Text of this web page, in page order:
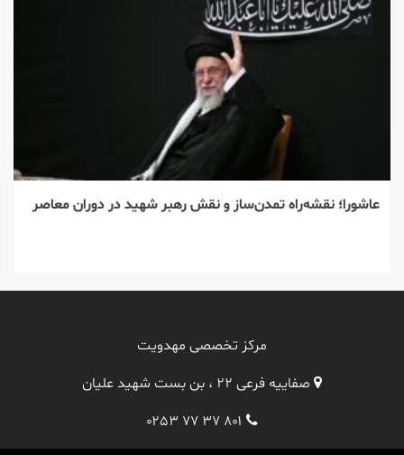
عاشورا؛ نقشه‌راه تمدن‌ساز و نقش رهبر شهید در دوران معاصر
مرکز تخصصی مهدویت
صفاییه فرعی ۲۲ ، بن بست شهید علیان
۰۲۵۳ ۷۷ ۳۷ ۸۰۱